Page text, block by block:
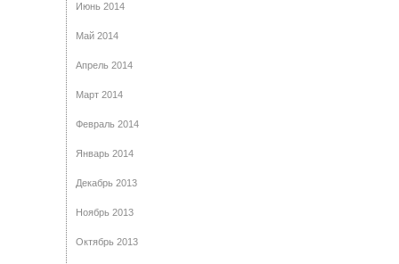
Июнь 2014
Май 2014
Апрель 2014
Март 2014
Февраль 2014
Январь 2014
Декабрь 2013
Ноябрь 2013
Октябрь 2013